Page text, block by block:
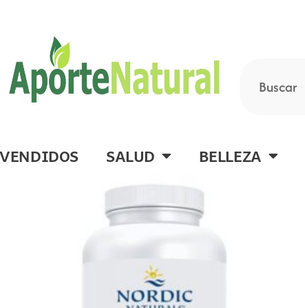
SALUD BELLEZA